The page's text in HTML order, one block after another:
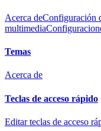
Acerca deConfiguración
multimedia
Temas
Acerca de
Teclas de acceso rápido
Editar teclas de acceso